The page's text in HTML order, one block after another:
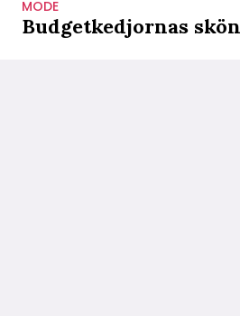
MODE
Budgetkedjornas